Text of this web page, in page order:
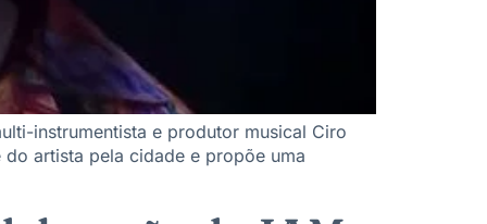
instrumentista e produtor musical Ciro
artista pela cidade e propõe uma